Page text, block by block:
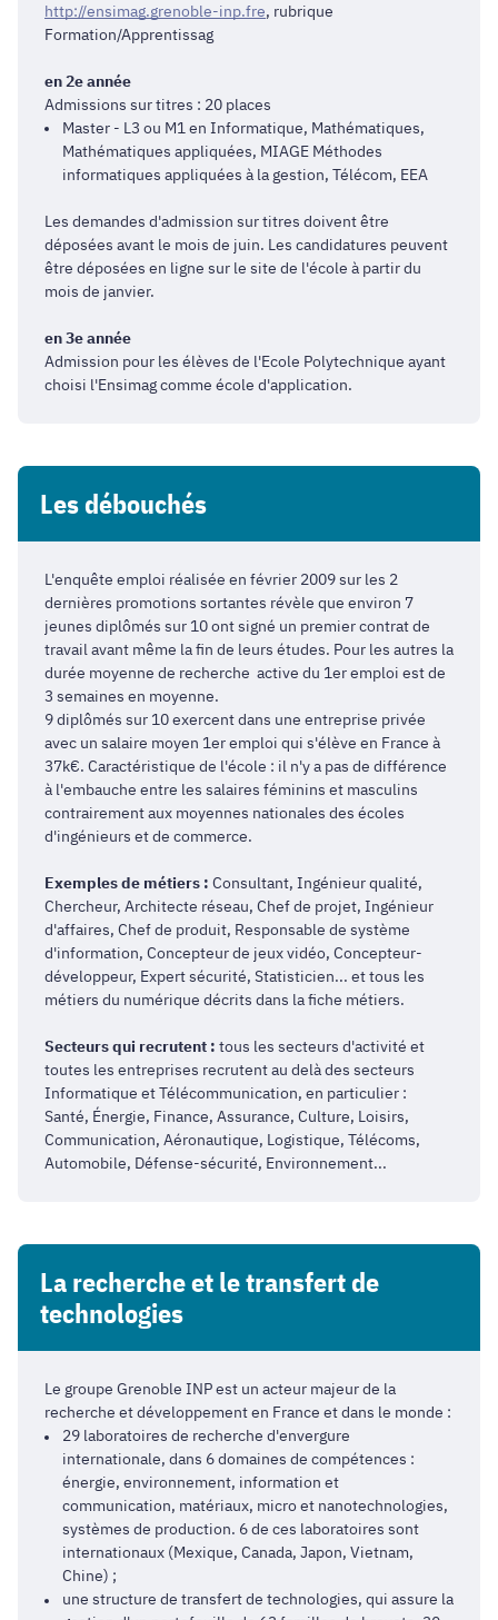
http://ensimag.grenoble-inp.fre, rubrique
Formation/Apprentissag
en 2e année
Admissions sur titres : 20 places
Master - L3 ou M1 en Informatique, Mathématiques,
Mathématiques appliquées, MIAGE Méthodes
informatiques appliquées à la gestion, Télécom, EEA
Les demandes d'admission sur titres doivent être
déposées avant le mois de juin. Les candidatures peuvent
être déposées en ligne sur le site de l'école à partir du
mois de janvier.
en 3e année
Admission pour les élèves de l'Ecole Polytechnique ayant
choisi l'Ensimag comme école d'application.
Les débouchés
L'enquête emploi réalisée en février 2009 sur les 2
dernières promotions sortantes révèle que environ 7
jeunes diplômés sur 10 ont signé un premier contrat de
travail avant même la fin de leurs études. Pour les autres la
durée moyenne de recherche active du 1er emploi est de
3 semaines en moyenne.
9 diplômés sur 10 exercent dans une entreprise privée
avec un salaire moyen 1er emploi qui s'élève en France à
37k€. Caractéristique de l'école : il n'y a pas de différence
à l'embauche entre les salaires féminins et masculins
contrairement aux moyennes nationales des écoles
d'ingénieurs et de commerce.
Exemples de métiers : Consultant, Ingénieur qualité,
Chercheur, Architecte réseau, Chef de projet, Ingénieur
d'affaires, Chef de produit, Responsable de système
d'information, Concepteur de jeux vidéo, Concepteur-
développeur, Expert sécurité, Statisticien... et tous les
métiers du numérique décrits dans la fiche métiers.
Secteurs qui recrutent : tous les secteurs d'activité et
toutes les entreprises recrutent au delà des secteurs
Informatique et Télécommunication, en particulier :
Santé, Énergie, Finance, Assurance, Culture, Loisirs,
Communication, Aéronautique, Logistique, Télécoms,
Automobile, Défense-sécurité, Environnement...
La recherche et le transfert de
technologies
Le groupe Grenoble INP est un acteur majeur de la
recherche et développement en France et dans le monde :
29 laboratoires de recherche d'envergure
internationale, dans 6 domaines de compétences :
énergie, environnement, information et
communication, matériaux, micro et nanotechnologies,
systèmes de production. 6 de ces laboratoires sont
internationaux (Mexique, Canada, Japon, Vietnam,
Chine) ;
une structure de transfert de technologies, qui assure la